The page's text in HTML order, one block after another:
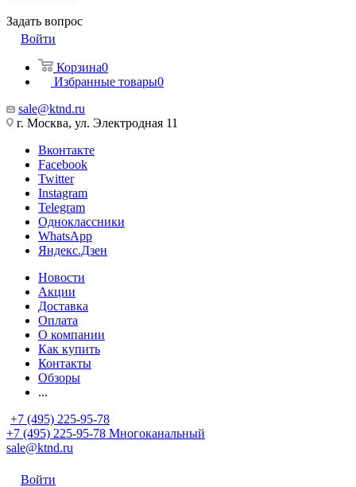
Задать вопрос
Войти
Корзина0
Избранные товары0
sale@ktnd.ru
г. Москва, ул. Электродная 11
Вконтакте
Facebook
Twitter
Instagram
Telegram
Одноклассники
WhatsApp
Яндекс.Дзен
Новости
Акции
Доставка
Оплата
О компании
Как купить
Контакты
Обзоры
...
+7 (495) 225-95-78
+7 (495) 225-95-78 Многоканальный
sale@ktnd.ru
Войти